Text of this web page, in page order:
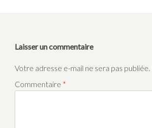
Laisser un commentaire
Votre adresse e-mail ne sera pas publiée.
Commentaire *